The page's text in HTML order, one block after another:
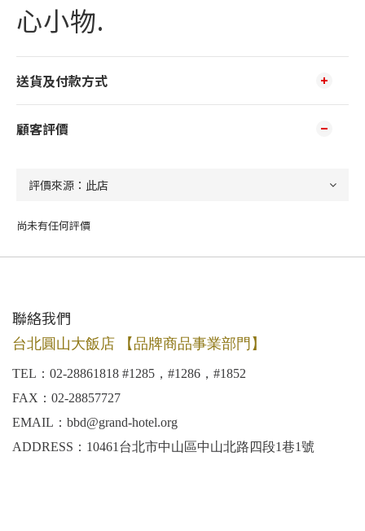
心小物.
送貨及付款方式
顧客評價
尚未有任何評價
聯絡我們
台北圓山大飯店 【品牌商品事業部門】
TEL：02-28861818 #1285，#1286，#1852
FAX：02-28857727
EMAIL：bbd@grand-hotel.org
ADDRESS：10461台北市中山區中山北路四段1巷1號